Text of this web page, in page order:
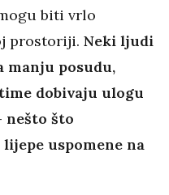
biti vrlo
prostoriji. Neki ljudi
manju posudu,
dobivaju ulogu
nešto što
uspomene na